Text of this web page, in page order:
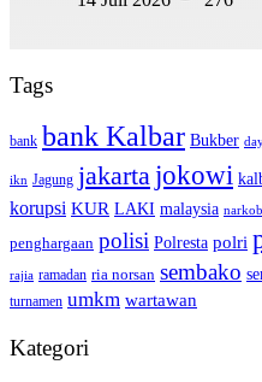
Tags
bank bank Kalbar Bukber
ikn Jagung jakarta jokowi
korupsi KUR LAKI malaysia
penghargaan polisi Polresta polri
rajia ramadan ria norsan sembako
turnamen umkm wartawan
Kategori